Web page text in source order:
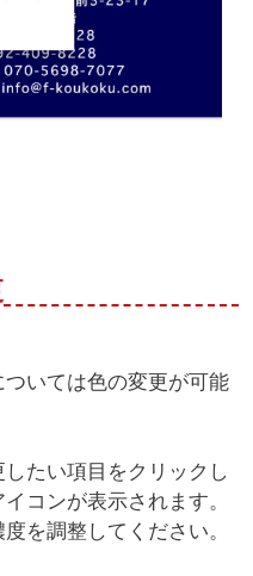
いては色の変更が可能
たい項目をクリックし
コンが表示されます。
を調整してください。